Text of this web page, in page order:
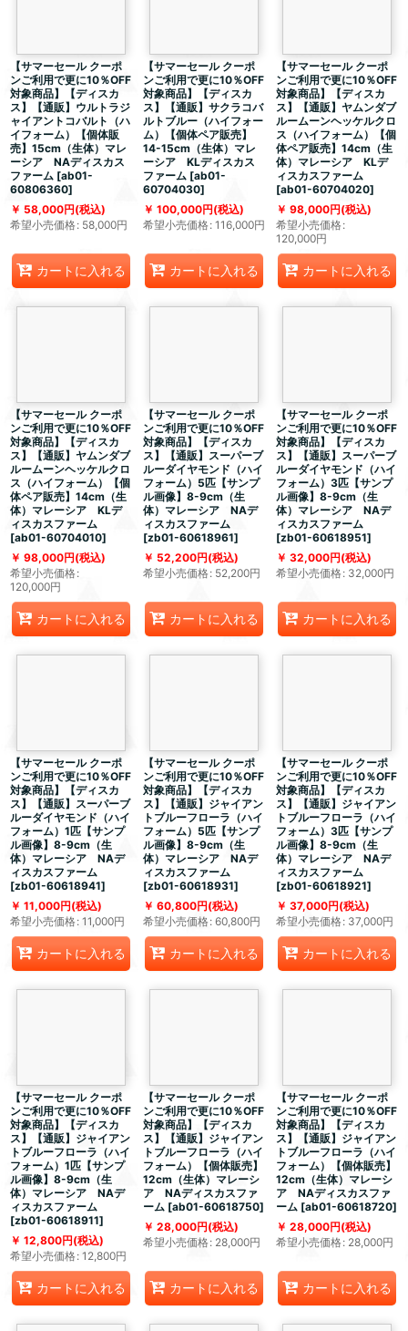
【サマーセール クーポ
ンご利用で更に10％OFF
対象商品】【ディスカ
ス】【通販】ウルトラジ
ャイアントコバルト（ハ
イフォーム）【個体販
売】15cm（生体）マレ
ーシア NAディスカス
ファーム [ab01-
60806360]
58,000円(税込)
希望小売価格: 58,000円
カートに入れる
【サマーセール クーポ
ンご利用で更に10％OFF
対象商品】【ディスカ
ス】【通販】サクラコバ
ルトブルー（ハイフォー
ム）【個体ペア販売】
14-15cm（生体）マレ
ーシア KLディスカス
ファーム [ab01-
60704030]
100,000円(税込)
希望小売価格: 116,000円
カートに入れる
【サマーセール クーポ
ンご利用で更に10％OFF
対象商品】【ディスカ
ス】【通販】ヤムンダブ
ルームーンヘッケルクロ
ス（ハイフォーム）【個
体ペア販売】14cm（生
体）マレーシア KLデ
ィスカスファーム
[ab01-60704020]
98,000円(税込)
希望小売価格:
120,000円
カートに入れる
【サマーセール クーポ
ンご利用で更に10％OFF
対象商品】【ディスカ
ス】【通販】ヤムンダブ
ルームーンヘッケルクロ
ス（ハイフォーム）【個
体ペア販売】14cm（生
体）マレーシア KLデ
ィスカスファーム
[ab01-60704010]
98,000円(税込)
希望小売価格:
120,000円
カートに入れる
【サマーセール クーポ
ンご利用で更に10％OFF
対象商品】【ディスカ
ス】【通販】スーパーブ
ルーダイヤモンド（ハイ
フォーム）5匹【サンプ
ル画像】8-9cm（生
体）マレーシア NAデ
ィスカスファーム
[zb01-60618961]
52,200円(税込)
希望小売価格: 52,200円
カートに入れる
【サマーセール クーポ
ンご利用で更に10％OFF
対象商品】【ディスカ
ス】【通販】スーパーブ
ルーダイヤモンド（ハイ
フォーム）3匹【サンプ
ル画像】8-9cm（生
体）マレーシア NAデ
ィスカスファーム
[zb01-60618951]
32,000円(税込)
希望小売価格: 32,000円
カートに入れる
【サマーセール クーポ
ンご利用で更に10％OFF
対象商品】【ディスカ
ス】【通販】スーパーブ
ルーダイヤモンド（ハイ
フォーム）1匹【サンプ
ル画像】8-9cm（生
体）マレーシア NAデ
ィスカスファーム
[zb01-60618941]
11,000円(税込)
希望小売価格: 11,000円
カートに入れる
【サマーセール クーポ
ンご利用で更に10％OFF
対象商品】【ディスカ
ス】【通販】ジャイアン
トブルーフローラ（ハイ
フォーム）5匹【サンプ
ル画像】8-9cm（生
体）マレーシア NAデ
ィスカスファーム
[zb01-60618931]
60,800円(税込)
希望小売価格: 60,800円
カートに入れる
【サマーセール クーポ
ンご利用で更に10％OFF
対象商品】【ディスカ
ス】【通販】ジャイアン
トブルーフローラ（ハイ
フォーム）3匹【サンプ
ル画像】8-9cm（生
体）マレーシア NAデ
ィスカスファーム
[zb01-60618921]
37,000円(税込)
希望小売価格: 37,000円
カートに入れる
【サマーセール クーポ
ンご利用で更に10％OFF
対象商品】【ディスカ
ス】【通販】ジャイアン
トブルーフローラ（ハイ
フォーム）1匹【サンプ
ル画像】8-9cm（生
体）マレーシア NAデ
ィスカスファーム
[zb01-60618911]
12,800円(税込)
希望小売価格: 12,800円
カートに入れる
【サマーセール クーポ
ンご利用で更に10％OFF
対象商品】【ディスカ
ス】【通販】ジャイアン
トブルーフローラ（ハイ
フォーム）【個体販売】
12cm（生体）マレーシ
ア NAディスカスファ
ーム [ab01-60618750]
28,000円(税込)
希望小売価格: 28,000円
カートに入れる
【サマーセール クーポ
ンご利用で更に10％OFF
対象商品】【ディスカ
ス】【通販】ジャイアン
トブルーフローラ（ハイ
フォーム）【個体販売】
12cm（生体）マレーシ
ア NAディスカスファ
ーム [ab01-60618720]
28,000円(税込)
希望小売価格: 28,000円
カートに入れる